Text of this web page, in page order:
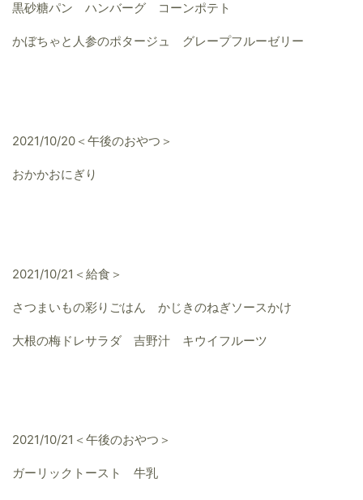
黒砂糖パン ハンバーグ コーンポテト
かぼちゃと人参のポタージュ グレープフルーゼリー
2021/10/20＜午後のおやつ＞
おかかおにぎり
2021/10/21＜給食＞
さつまいもの彩りごはん かじきのねぎソースかけ
大根の梅ドレサラダ 吉野汁 キウイフルーツ
2021/10/21＜午後のおやつ＞
ガーリックトースト 牛乳